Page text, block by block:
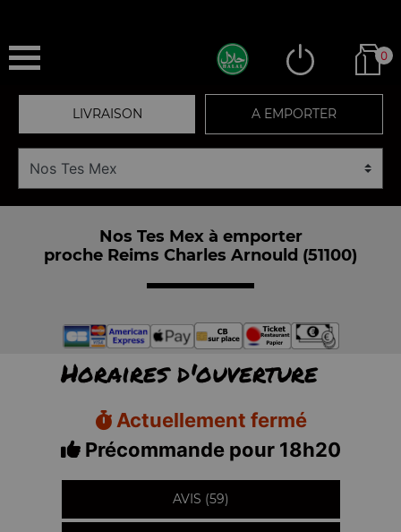
0
LIVRAISON A EMPORTER
Nos Tes Mex à emporter
proche Reims Charles Arnould (51100)
Horaires d'ouverture
Actuellement fermé
Précommande pour 18h20
AVIS (59)